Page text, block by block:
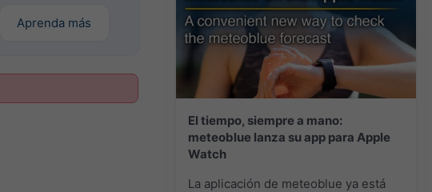
El tiempo, siempre a mano:
meteoblue lanza su app para Apple
Watch
La aplicación de meteoblue ya está
Aprenda más